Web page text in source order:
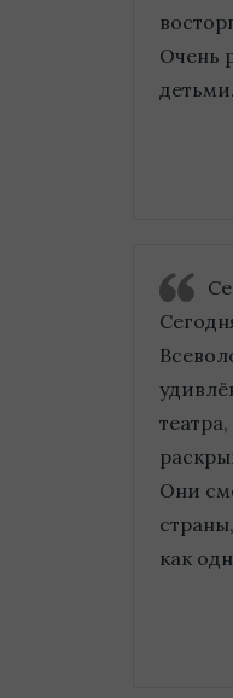
Очень
Они
как